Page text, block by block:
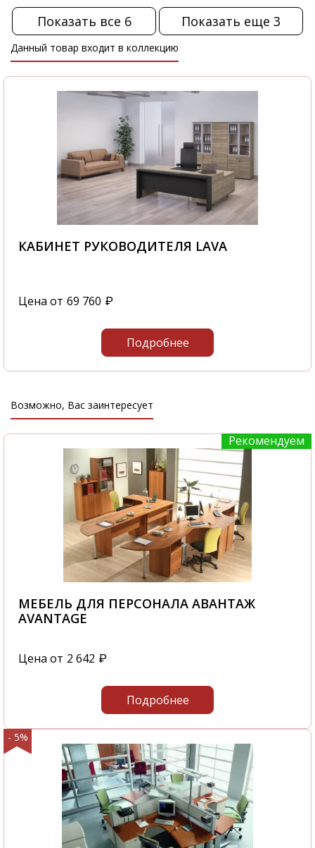
Показать все 6 Показать еще 3
Данный товар входит в коллекцию
КАБИНЕТ РУКОВОДИТЕЛЯ LAVA
Цена от 69 760 ₽
Подробнее
Возможно, Вас заинтересует
Рекомендуем
МЕБЕЛЬ ДЛЯ ПЕРСОНАЛА АВАНТАЖ
AVANTAGE
Цена от 2 642 ₽
Подробнее
- 5%